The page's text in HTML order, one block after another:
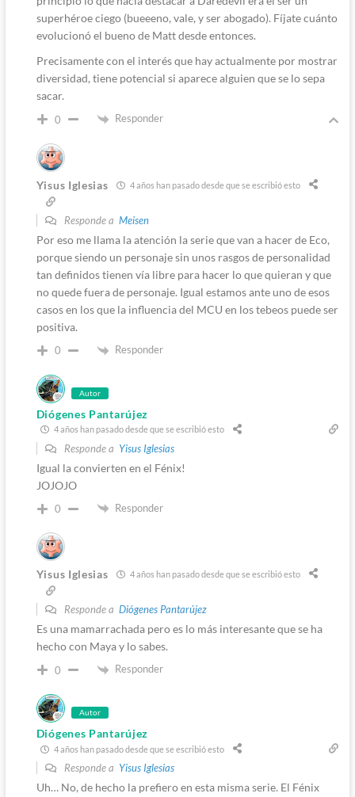
superhéroe ciego (bueeeno, vale, y ser abogado). Fíjate cuánto
evolucionó el bueno de Matt desde entonces.
Precisamente con el interés que hay actualmente por mostrar
diversidad, tiene potencial si aparece alguien que se lo sepa
sacar.
0 Responder
Yisus Iglesias 4 años han pasado desde que se escribió esto
Responde a Meisen
Por eso me llama la atención la serie que van a hacer de Eco,
porque siendo un personaje sin unos rasgos de personalidad
tan definidos tienen vía libre para hacer lo que quieran y que
no quede fuera de personaje. Igual estamos ante uno de esos
casos en los que la influencia del MCU en los tebeos puede ser
positiva.
0 Responder
Autor
Diógenes Pantarújez
4 años han pasado desde que se escribió esto
Responde a Yisus Iglesias
Igual la convierten en el Fénix!
JOJOJO
0 Responder
Yisus Iglesias 4 años han pasado desde que se escribió esto
Responde a Diógenes Pantarújez
Es una mamarrachada pero es lo más interesante que se ha
hecho con Maya y lo sabes.
0 Responder
Autor
Diógenes Pantarújez
4 años han pasado desde que se escribió esto
Responde a Yisus Iglesias
Uh… No, de hecho la prefiero en esta misma serie. El Fénix